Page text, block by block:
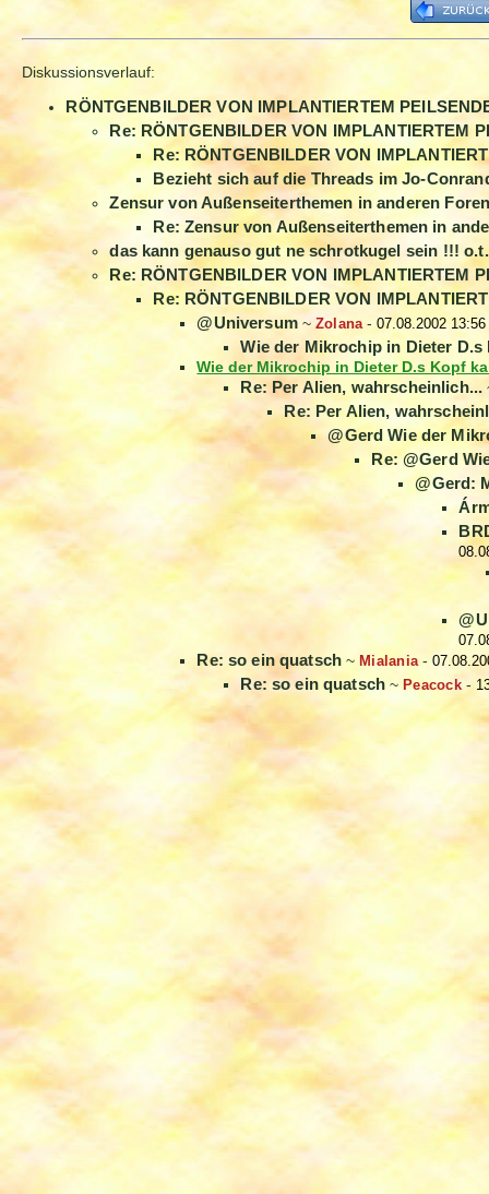
Diskussionsverlauf:
RÖNTGENBILDER VON IMPLANTIERTEM
Re: RÖNTGENBILDER VON IMPLANTIERTEM
Re: RÖNTGENBILDER VON
Bezieht sich auf die Threads im Jo-
Zensur von Außenseiterthemen in anderen
Re: Zensur von Außenseiterthemen in
das kann genauso gut ne schrotkugel sein !!! o.t.
Re: RÖNTGENBILDER VON IMPLANTIERTEM
Re: RÖNTGENBILDER VON
@Universum~ Zolana-07.08.2002 13:56
Wie der Mikrochip in Dieter D.s
Wie der Mikrochip in Dieter D.s Kopf
Re: Per Alien, wahrscheinlich...
Re: Per Alien,
@Gerd Wie der
Re: @Gerd
@Gerd:
Re: so ein quatsch ~ Mialania-
Re: so ein quatsch ~ Peacock-